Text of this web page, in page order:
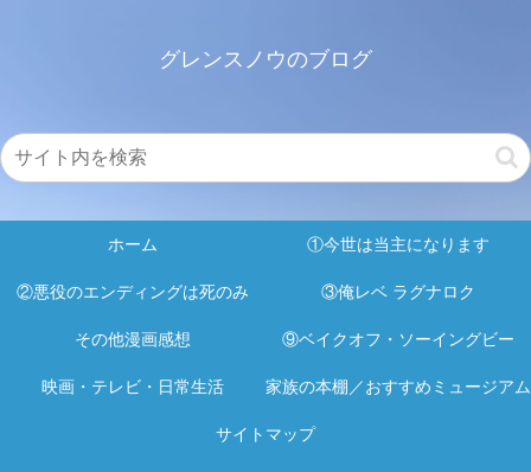
グレンスノウのブログ
ホーム ①今世は当主になります
②悪役のエンディングは死のみ ③俺レベ ラグナロク
その他漫画感想 ⑨ベイクオフ・ソーイングビー
映画・テレビ・日常生活 家族の本棚／おすすめミュージアム
サイトマップ